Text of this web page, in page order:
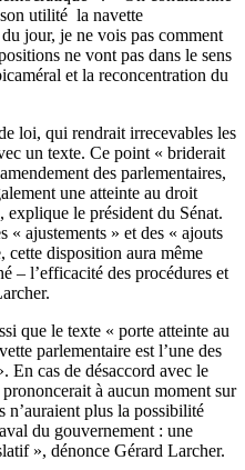
utilité la navette
jour, je ne vois pas comment
ne vont pas dans le sens
et la reconcentration du
loi, qui rendrait irrecevables les
un texte. Ce point « briderait
des parlementaires,
une atteinte au droit
explique le président du Sénat.
« ajustements » et des « ajouts
cette disposition aura même
– l’efficacité des procédures et
que le texte « porte atteinte au
parlementaire est l’une des
En cas de désaccord avec le
à aucun moment sur
n’auraient plus la possibilité
du gouvernement : une
», dénonce Gérard Larcher.